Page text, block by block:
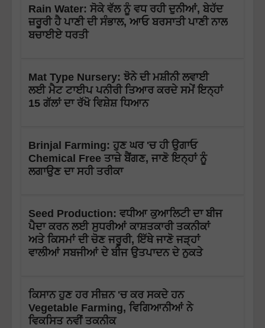
Rain Water: ਸੋਕੇ ਵੱਲ ਨੂੰ ਵਧ ਰਹੀ ਦੁਨੀਆਂ, ਬੇਹੱਦ
ਜ਼ਰੂਰੀ ਹੈ ਪਾਣੀ ਦੀ ਸੰਭਾਲ, ਆਓ ਬਰਸਾਤੀ ਪਾਣੀ ਨਾਲ
ਬਚਾਈਏ ਧਰਤੀ
Mat Type Nursery: ਝੋਨੇ ਦੀ ਮਸ਼ੀਨੀ ਲਵਾਈ
ਲਈ ਮੈਟ ਟਾਈਪ ਪਨੀਰੀ ਤਿਆਰ ਕਰਦੇ ਸਮੇਂ ਇਨ੍ਹਾਂ
15 ਗੱਲਾਂ ਦਾ ਰੱਖੋ ਵਿਸ਼ੇਸ਼ ਧਿਆਨ
Brinjal Farming: ਹੁਣ ਘਰ 'ਚ ਹੀ ਉਗਾਓ
Chemical Free ਤਾਜ਼ੇ ਬੈਂਗਣ, ਜਾਣੋ ਇਨ੍ਹਾਂ ਨੂੰ
ਲਗਾਉਣ ਦਾ ਸਹੀ ਤਰੀਕਾ
Seed Production: ਵਧੀਆ ਕੁਆਲਿਟੀ ਦਾ ਬੀਜ
ਪੈਦਾ ਕਰਨ ਲਈ ਸੁਧਰੀਆਂ ਕਾਸ਼ਤਕਾਰੀ ਤਕਨੀਕਾਂ
ਅਤੇ ਕਿਸਮਾਂ ਦੀ ਚੋਣ ਜਰੂਰੀ, ਇੱਥੇ ਜਾਣੋ ਜੜ੍ਹਾਂ
ਵਾਲੀਆਂ ਸਬਜੀਆਂ ਦੇ ਬੀਜ ਉਤਪਾਦਨ ਦੇ ਨੁਕਤੇ
ਕਿਸਾਨ ਹੁਣ ਹਰ ਸੀਜ਼ਨ 'ਚ ਕਰ ਸਕਦੇ ਹਨ
Vegetable Farming, ਵਿਗਿਆਨੀਆਂ ਨੇ
ਵਿਕਸਿਤ ਨਵੀਂ ਤਕਨੀਕ